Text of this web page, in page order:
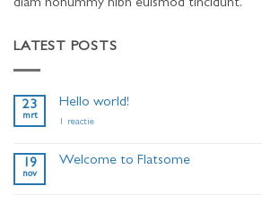
diam nonummy nibh euismod tincidunt.
LATEST POSTS
23
mrt
Hello world!
1 reactieop
19
nov
Welcome to Flatsome